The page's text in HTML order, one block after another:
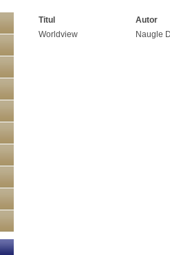
Titul
Autor
Worldview
Naugle